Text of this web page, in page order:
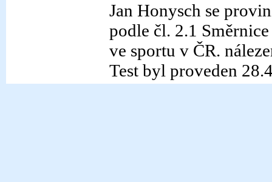
Jan Honysch se
podle čl. 2.1
ve sportu v ČR.
Test byl proveden